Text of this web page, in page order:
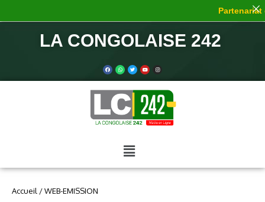
LA CONGOLAISE 242
Accueil /WEB-EMISSION
Partenariat de